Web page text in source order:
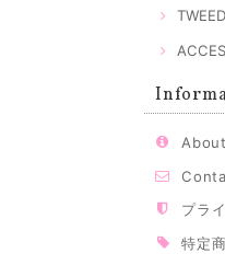
TWEED
About
プラ
特定